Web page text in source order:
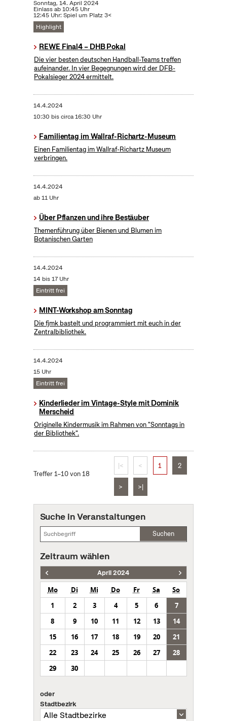
Sonntag, 14. April 2024
Einlass ab 10:45 Uhr
12:45 Uhr: Spiel um Platz 3<
Highlight
REWE Final4 – DHB Pokal
Die vier besten deutschen Handball-Teams treffen
aufeinander. In vier Begegnungen wird der DFB-
Pokalsieger 2024 ermittelt.
14.4.2024
10:30 bis circa 16:30 Uhr
Familientag im Wallraf-Richartz-Museum
Einen Familientag im Wallraf-Richartz Museum
verbringen.
14.4.2024
ab 11 Uhr
Über Pflanzen und ihre Bestäuber
Themenführung über Bienen und Blumen im
Botanischen Garten
14.4.2024
14 bis 17 Uhr
Eintritt frei
MINT-Workshop am Sonntag
Die fjmk bastelt und programmiert mit euch in der
Zentralbibliothek.
14.4.2024
15 Uhr
Eintritt frei
Kinderlieder im Vintage-Style mit Dominik
Merscheid
Originelle Kindermusik im Rahmen von "Sonntags in
der Bibliothek".
Treffer 1–10 von 18
|< < 1 2
> >|
Suche in Veranstaltungen
Suchen
Zeitraum wählen
April 2024
Mo Di Mi Do Fr Sa
So
1
2 3 4 5 6
7
8
9 10 11 12 13
14
15
16 17 18 19 20
21
22
23 24 25 26 27
28
29
30
oder
Stadtbezirk